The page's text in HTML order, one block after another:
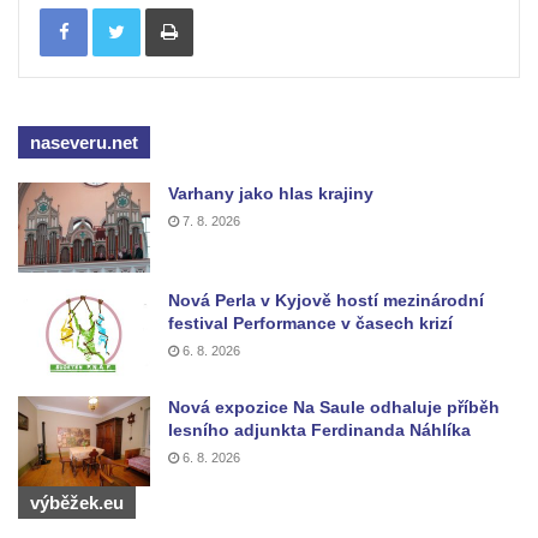
Boží muka u domu čp. 392 na rohu ulic Na
Kříž v centru Liběšic
Boží muka na rozcestí východně od Chouče
Kříž na návsi v Lužici
Kříž u domu čp. 3 v Chrámcích
Kříž u polní cesty severozápadně od Kozel
Centrální kříž hřbitova v Kozlech
Kříž východně od Oparna u cesty na Lovoš
Pamětní kříž na Lovoši
Tisknout
naseveru.net
Varhany jako hlas krajiny
7. 8. 2026
Nová Perla v Kyjově hostí mezinárodní
festival Performance v časech krizí
6. 8. 2026
Nová expozice Na Saule odhaluje příběh
lesního adjunkta Ferdinanda Náhlíka
6. 8. 2026
výběžek.eu